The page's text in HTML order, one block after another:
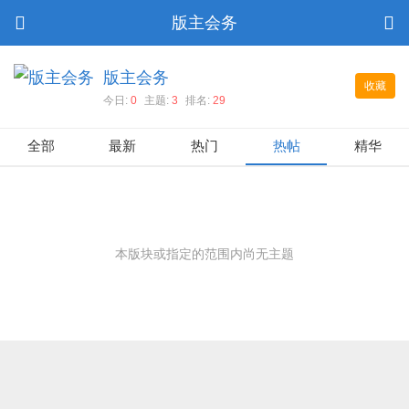
版主会务
收藏
版主会务
今日: 0 主题: 3 排名: 29
全部 最新 热门 热帖 精华
本版块或指定的范围内尚无主题